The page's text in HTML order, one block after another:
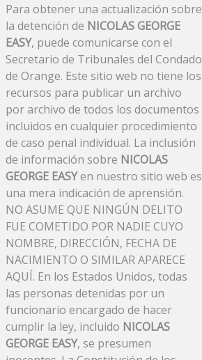
Para obtener una actualización sobre
la detención de NICOLAS GEORGE
EASY, puede comunicarse con el
Secretario de Tribunales del Condado
de Orange. Este sitio web no tiene los
recursos para publicar un archivo
por archivo de todos los documentos
incluidos en cualquier procedimiento
de caso penal individual. La inclusión
de información sobre NICOLAS
GEORGE EASYen nuestro sitio web es
una mera indicación de aprensión.
NO ASUME QUE NINGÚN DELITO
FUE COMETIDO POR NADIE CUYO
NOMBRE, DIRECCIÓN, FECHA DE
NACIMIENTO O SIMILAR APARECE
AQUÍ. En los Estados Unidos, todas
las personas detenidas por un
funcionario encargado de hacer
cumplir la ley, incluido NICOLAS
GEORGE EASY, se presumen